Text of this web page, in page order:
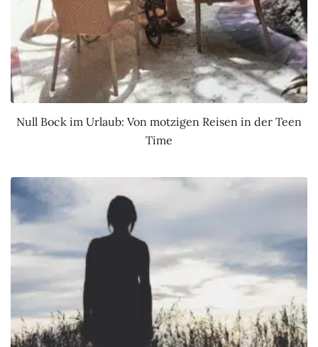
Null Bock im Urlaub: Von motzigen Reisen in der Teen
Time